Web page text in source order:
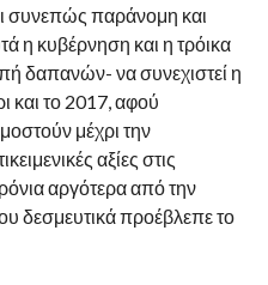
συνεπώς παράνομη και
η κυβέρνηση και η τρόικα
δαπανών- να συνεχιστεί η
και το 2017, αφού
μέχρι την
αξίες στις
αργότερα από την
δεσμευτικά προέβλεπε το